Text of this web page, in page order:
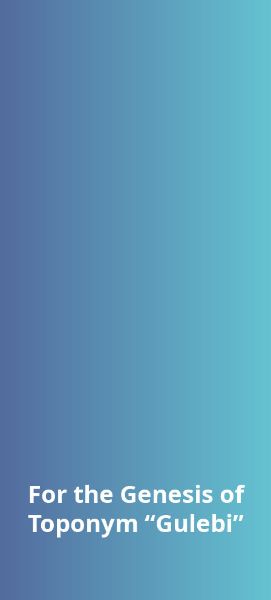
For the Genesis of
Toponym “Gulebi”